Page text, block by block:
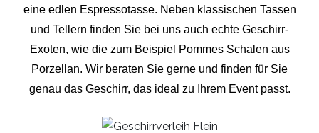
eine edlen Espressotasse. Neben klassischen Tassen
und Tellern finden Sie bei uns auch echte Geschirr-
Exoten, wie die zum Beispiel Pommes Schalen aus
Porzellan. Wir beraten Sie gerne und finden für Sie
genau das Geschirr, das ideal zu Ihrem Event passt.